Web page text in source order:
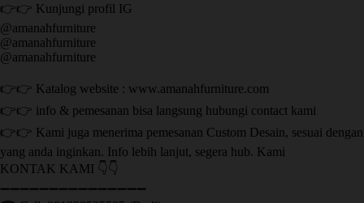
👉👉 Kunjungi profil IG
@amanahfurniture
@amanahfurniture
@amanahfurniture
👉👉 Katalog website : www.amanahfurniture.com
👉👉 info & pemesanan bisa langsung hubungi contact kami
👉👉 Kami juga menerima pemesanan Custom Desain, sesuai dengan
yang anda inginkan. Info lebih lanjut, segera hub. Kami
KONTAK KAMI 👇👇
➖➖➖➖➖➖➖➖➖➖➖➖➖➖➖ ㅤ